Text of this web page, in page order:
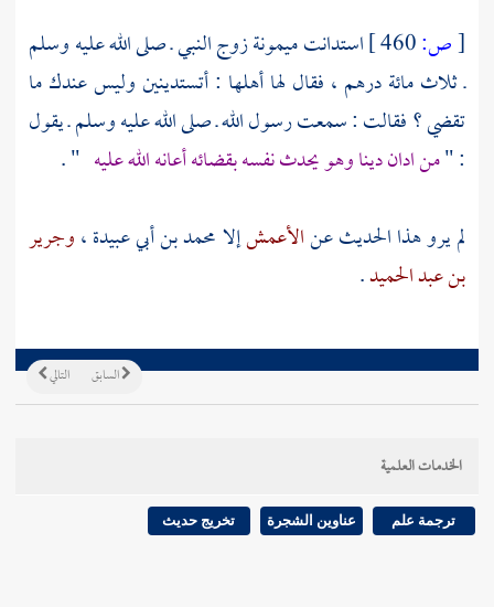
[ص: استدانتميمونةزوج النبي ـ صلى الله عليه وسلم
ـ ثلاث مائة درهم ، فقال لها أهلها : أتستدينين وليس عندك ما
تقضي ؟ فقالت : سمعت رسول الله ـ صلى الله عليه وسلم ـ يقول
: "من ادان دينا وهو يحدث نفسه بقضائه أعانه الله عليه " .
لم يرو هذا الحديث عنالأعمشإلامحمد بن أبي عبيدة ،وجرير
بن عبد الحميد.
التالي السابق
الخدمات العلمية
ترجمة علم عناوين الشجرة تخريج حديث